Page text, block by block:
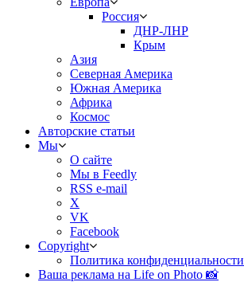
Россия
ДНР-ЛНР
Крым
Азия
Северная Америка
Южная Америка
Африка
Космос
Авторские статьи
Мы
О сайте
Мы в Feedly
RSS e-mail
X
VK
Facebook
Copyright
Политика конфиденциальности
Ваша реклама на Life on Photo 📸